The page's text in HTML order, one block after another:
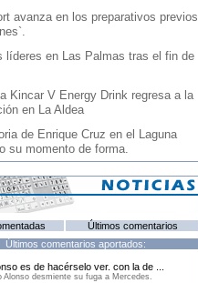
avanza en los preparativos previos
líderes en Las Palmas tras el fin de
Kincar V Energy Drink regresa a la
en La Aldea
de Enrique Cruz en el Laguna
su momento de forma.
Últimos comentarios
Últimos comentarios aportados:
es de hacérselo ver. con la de ...
Alonso desmiente su fuga a Mercedes.